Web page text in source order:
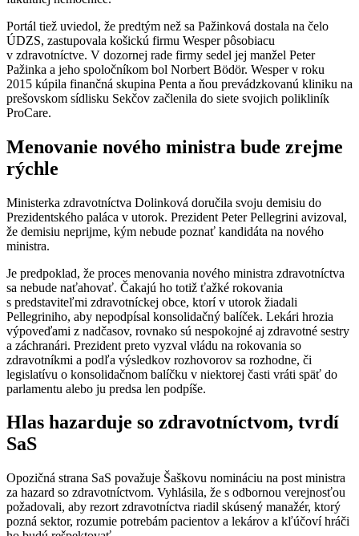
Portál tiež uviedol, že predtým než sa Pažinková dostala na čelo
ÚDZS, zastupovala košickú firmu Wesper pôsobiacu
v zdravotníctve. V dozornej rade firmy sedel jej manžel Peter
Pažinka a jeho spoločníkom bol Norbert Bödör. Wesper v roku
2015 kúpila finančná skupina Penta a ňou prevádzkovanú kliniku na
prešovskom sídlisku Sekčov začlenila do siete svojich polikliník
ProCare.
Menovanie nového ministra bude zrejme
rýchle
Ministerka zdravotníctva Dolinková doručila svoju demisiu do
Prezidentského paláca v utorok. Prezident Peter Pellegrini avizoval,
že demisiu neprijme, kým nebude poznať kandidáta na nového
ministra.
Je predpoklad, že proces menovania nového ministra zdravotníctva
sa nebude naťahovať. Čakajú ho totiž ťažké rokovania
s predstaviteľmi zdravotníckej obce, ktorí v utorok žiadali
Pellegriniho, aby nepodpísal konsolidačný balíček. Lekári hrozia
výpoveďami z nadčasov, rovnako sú nespokojné aj zdravotné sestry
a záchranári. Prezident preto vyzval vládu na rokovania so
zdravotníkmi a podľa výsledkov rozhovorov sa rozhodne, či
legislatívu o konsolidačnom balíčku v niektorej časti vráti späť do
parlamentu alebo ju predsa len podpíše.
Hlas hazarduje so zdravotníctvom, tvrdí
SaS
Opozičná strana SaS považuje Šaškovu nomináciu na post ministra
za hazard so zdravotníctvom. Vyhlásila, že s odbornou verejnosťou
požadovali, aby rezort zdravotníctva riadil skúsený manažér, ktorý
pozná sektor, rozumie potrebám pacientov a lekárov a kľúčoví hráči